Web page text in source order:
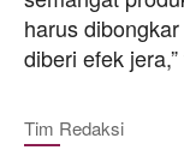
harus
diberi efek
Tim Redaksi